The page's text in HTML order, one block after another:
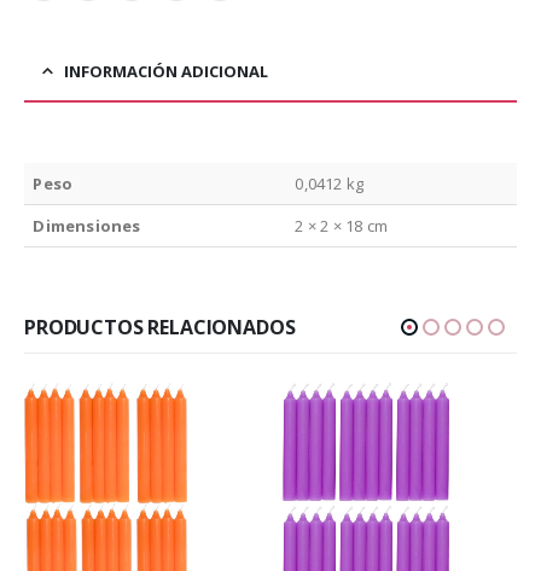
INFORMACIÓN ADICIONAL
Peso
0,0412 kg
Dimensiones
2 × 2 × 18 cm
PRODUCTOS RELACIONADOS